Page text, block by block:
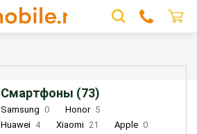
Смартфоны (73)
Samsung 0 Honor 5
Huawei 4 Xiaomi 21 Apple 0